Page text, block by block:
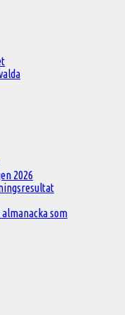
2026
som